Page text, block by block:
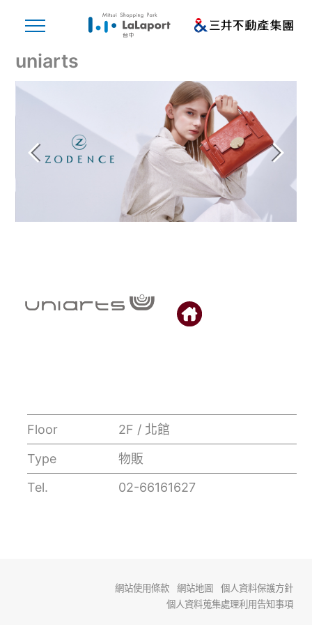
uniarts
Floor
2F / 北館
Type
物販
Tel.
02-66161627
網站使用條款 網站地圖
個人資料保護方針
個人資料蒐集處理利用告知事項